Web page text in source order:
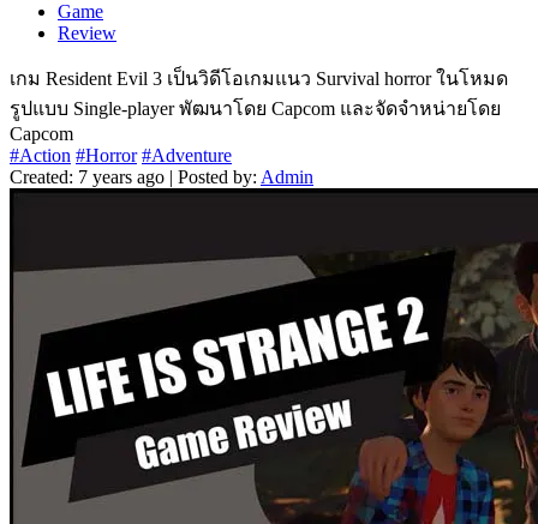
Game
Review
เกม Resident Evil 3 เป็นวิดีโอเกมแนว Survival horror ในโหมด
รูปแบบ Single-player พัฒนาโดย Capcom และจัดจำหน่ายโดย
Capcom
#Action #Horror #Adventure
Created: 7 years ago | Posted by: Admin